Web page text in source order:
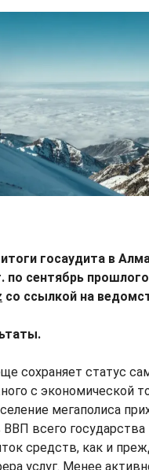
итоги госаудита в
по сентябрь
со ссылкой на
сохраняет статус
с экономической
мегаполиса
ВВП всего
средств, как и
услуг. Менее